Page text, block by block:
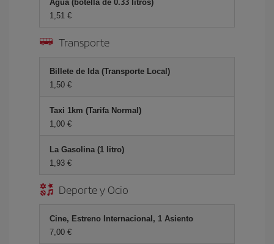
Agua (botella de 0.33 litros)
1,51 €
Transporte
Billete de Ida (Transporte Local)
1,50 €
Taxi 1km (Tarifa Normal)
1,00 €
La Gasolina (1 litro)
1,93 €
Deporte y Ocio
Cine, Estreno Internacional, 1 Asiento
7,00 €